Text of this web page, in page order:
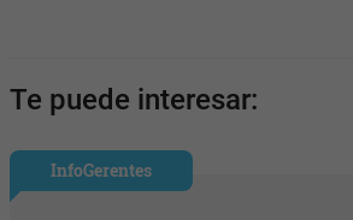
Te puede interesar:
InfoGerentes